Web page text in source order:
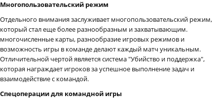
Многопользовательский режим
Отдельного внимания заслуживает многопользовательский режим,
который стал еще более разнообразным и захватывающим.
многочисленные карты, разнообразие игровых режимов и
возможность игры в команде делают каждый матч уникальным.
Отличительной чертой является система "Убийство и поддержка",
которая награждает игроков за успешное выполнение задач и
взаимодействие с командой.
Спецоперации для командной игры